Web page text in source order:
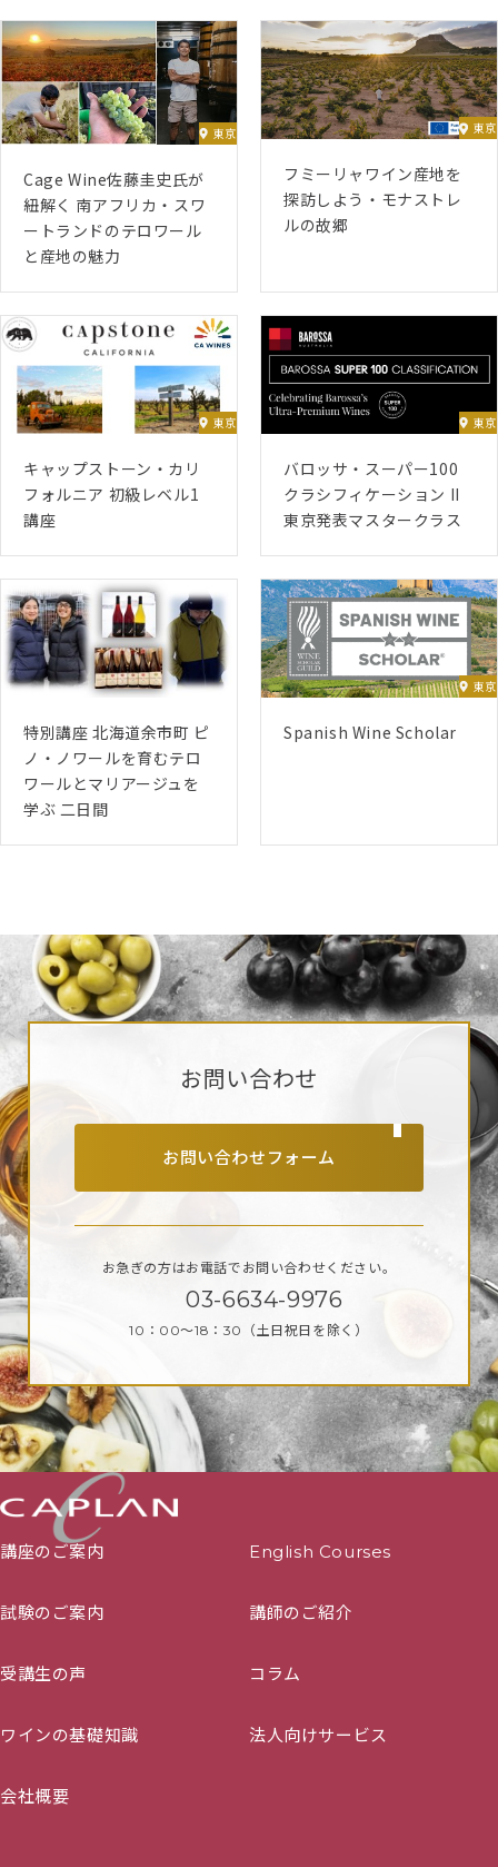
東京
Cage Wine佐藤圭史氏が
紐解く 南アフリカ・スワ
ートランドのテロワール
と産地の魅力
東京
フミーリャワイン産地を
探訪しよう・モナストレ
ルの故郷
東京
キャップストーン・カリ
フォルニア 初級レベル1
講座
東京
バロッサ・スーパー100
クラシフィケーション II
東京発表マスタークラス
特別講座 北海道余市町 ピ
ノ・ノワールを育むテロ
ワールとマリアージュを
学ぶ 二日間
東京
Spanish Wine Scholar
お問い合わせ
お問い合わせフォーム
お急ぎの方はお電話で お問い合わせください。
03-6634-9976
10：00～18：30 （土日祝日を除く）
講座のご案内 English Courses
試験のご案内 講師のご紹介
受講生の声 コラム
ワインの基礎知識 法人向けサービス
会社概要